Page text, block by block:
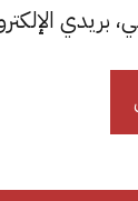
بريدي